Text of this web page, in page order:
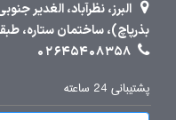
بذرپاچ)، ساختمان ستاره، طبقه 4،
02645408358
پشتیبانی 24 ساعته